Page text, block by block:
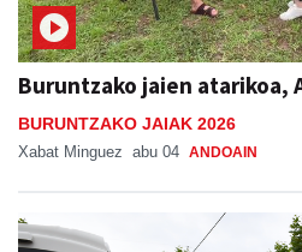
Buruntzako jaien atarikoa,
BURUNTZAKO JAIAK 2026
Xabat Minguez abu 04 ANDOAIN